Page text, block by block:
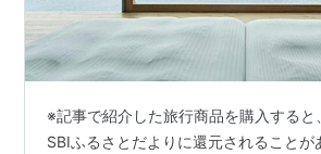
※記事で紹介した旅行商品を購入すると
SBIふるさとだよりに還元されることが